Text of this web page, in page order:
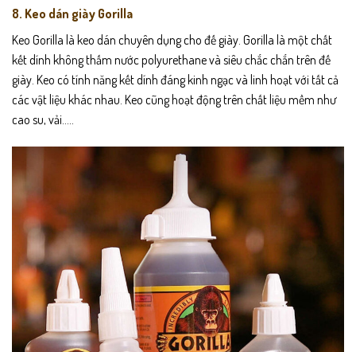
8. Keo dán giày Gorilla
Keo Gorilla là keo dán chuyên dụng cho đế giày. Gorilla là một chất
kết dính không thấm nước polyurethane và siêu chắc chắn trên đế
giày. Keo có tính năng kết dính đáng kinh ngạc và linh hoạt với tất cả
các vật liệu khác nhau. Keo cũng hoạt động trên chất liệu mềm như
cao su, vải…..